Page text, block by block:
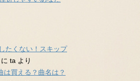
たくない！スキップ
に ta より
は買える？曲名は？